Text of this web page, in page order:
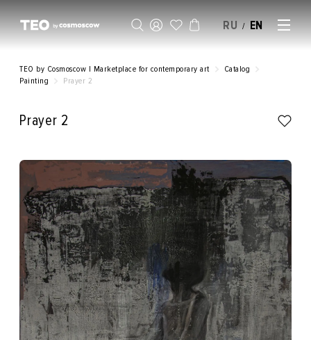
RU / EN
TEO by Cosmoscow | Marketplace for contemporary art
Catalog
Painting
Prayer 2
Prayer 2